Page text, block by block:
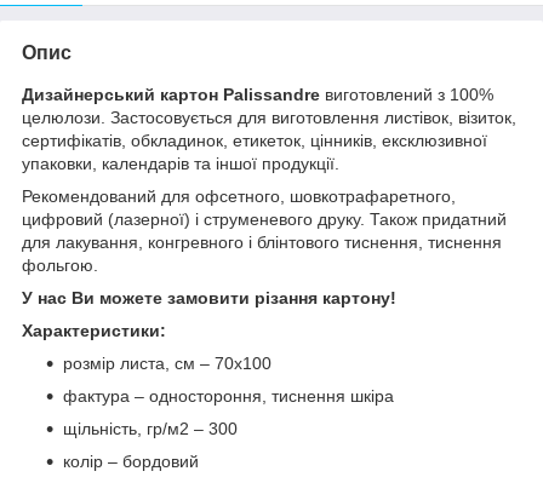
Опис
Дизайнерський картон Palissandre виготовлений з 100%
целюлози. Застосовується для виготовлення листівок, візиток,
сертифікатів, обкладинок, етикеток, цінників, ексклюзивної
упаковки, календарів та іншої продукції.
Рекомендований для офсетного, шовкотрафаретного,
цифровий (лазерної) і струменевого друку. Також придатний
для лакування, конгревного і блінтового тиснення, тиснення
фольгою.
У нас Ви можете замовити різання картону!
Характеристики:
розмір листа, см – 70х100
фактура – одностороння, тиснення шкіра
щільність, гр/м2 – 300
колір – бордовий